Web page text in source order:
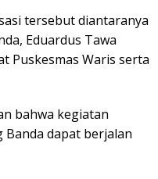
tersebut diantaranya
Eduardus Tawa
Puskesmas Waris serta
bahwa kegiatan
Banda dapat berjalan